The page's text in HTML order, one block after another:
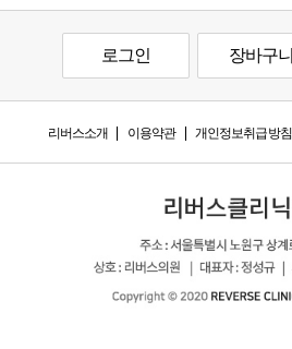
로그인 장바구니
리버스소개 이용약관 개인정보취급방침